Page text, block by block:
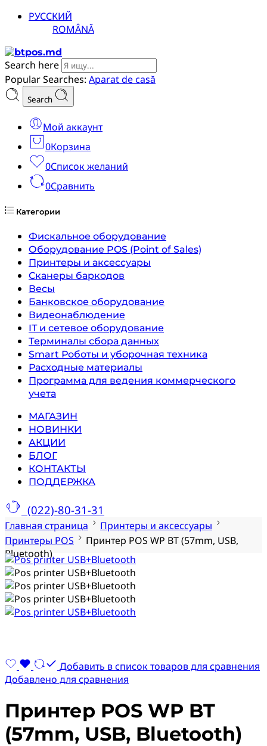
РУССКИЙ
ROMÂNĂ
Search here
Popular Searches: Aparat de casă
Search
Мой аккаунт
0Корзина
0Список желаний
0Сравнить
Категории
Фискальное оборудование
Оборудование POS (Point of Sales)
Принтеры и аксессуары
Сканеры баркодов
Весы
Банковское оборудование
Видеонаблюдение
IT и сетевое оборудование
Терминалы сбора данных
Smart Роботы и уборочная техника
Расходные материалы
Программа для ведения коммерческого
учета
МАГАЗИН
НОВИНКИ
АКЦИИ
БЛОГ
КОНТАКТЫ
ПОДДЕРЖКА
(022)-80-31-31
Главная страница
Принтеры и аксессуары
Принтеры POS
Принтер POS WP BT (57mm, USB,
Bluetooth)
Добавить в список товаров для сравнения
Добавлено для сравнения
Принтер POS WP BT
(57mm, USB, Bluetooth)